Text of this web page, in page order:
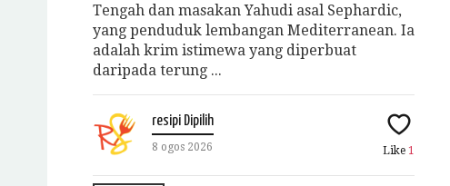
Tengah dan masakan Yahudi asal Sephardic,
yang penduduk lembangan Mediterranean. Ia
adalah krim istimewa yang diperbuat
daripada terung ...
resipi Dipilih
8 ogos 2026 Like 1